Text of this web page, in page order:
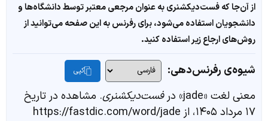
از آن‌جا که فست‌دیکشنری به عنوان مرجعی معتبر توسط دانشگاه‌ها و
دانشجویان استفاده می‌شود، برای رفرنس به این صفحه می‌توانید از
روش‌های ارجاع زیر استفاده کنید.
شیوه‌ی رفرنس‌دهی: کپی
معنی لغت «jade» در فست‌دیکشنری. مشاهده در تاریخ
۱۷ مرداد ۱۴۰۵، از https://fastdic.com/word/jade